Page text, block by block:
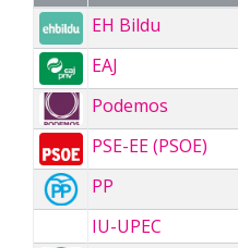
EH Bildu
EAJ
Podemos
PSE-EE (PSOE)
PP
IU-UPEC